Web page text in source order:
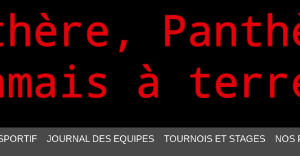
JOURNAL DES EQUIPES TOURNOIS ET STAGES NOS